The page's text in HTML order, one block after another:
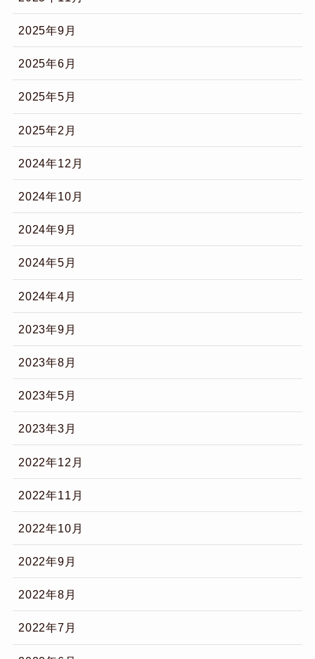
2025年9月
2025年6月
2025年5月
2025年2月
2024年12月
2024年10月
2024年9月
2024年5月
2024年4月
2023年9月
2023年8月
2023年5月
2023年3月
2022年12月
2022年11月
2022年10月
2022年9月
2022年8月
2022年7月